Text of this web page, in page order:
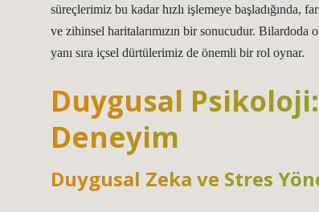
süreçlerimiz bu kadar hızlı işlemeye başladığında,
ve zihinsel haritalarımızın bir sonucudur.
yanı sıra içsel dürtülerimiz de önemli bir rol oynar.
Duygusal
Deneyim
Duygusal Zeka ve Stres